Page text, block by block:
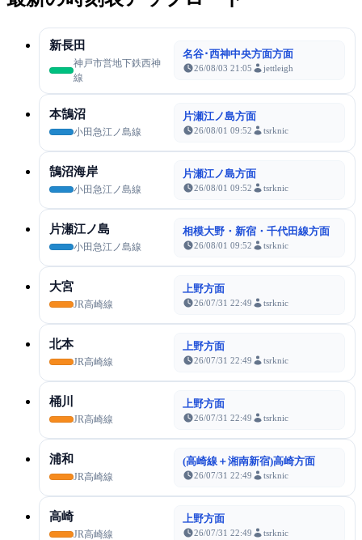
新長田
神戸市営地下鉄西神
線
名谷･西神中央方面方面
26/08/03 21:05 jettleigh
本鵠沼
小田急江ノ島線
片瀬江ノ島方面
26/08/01 09:52 tsrknic
鵠沼海岸
小田急江ノ島線
片瀬江ノ島方面
26/08/01 09:52 tsrknic
片瀬江ノ島
小田急江ノ島線
相模大野・新宿・千代田線方面
26/08/01 09:52 tsrknic
大宮
JR高崎線
上野方面
26/07/31 22:49 tsrknic
北本
JR高崎線
上野方面
26/07/31 22:49 tsrknic
桶川
JR高崎線
上野方面
26/07/31 22:49 tsrknic
浦和
JR高崎線
(高崎線＋湘南新宿)高崎方面
26/07/31 22:49 tsrknic
高崎
JR高崎線
上野方面
26/07/31 22:49 tsrknic